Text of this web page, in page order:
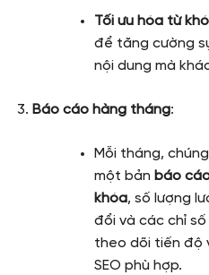
Tối ưu hóa từ
để tăng cường
nội dung mà
Báo cáo hàng tháng:
Mỗi tháng,
một bản báo
khóa, số lượng
đổi và các chỉ
theo dõi tiến độ
SEO phù hợp.